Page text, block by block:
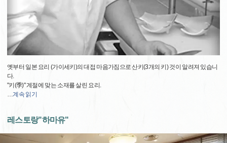
옛부터 일본 요리 (가이세키)의 대접 마음가짐으로 산키(3개의 키) 것이 알려져 있습니
다.
"키(季)" 계절에 맞는 소재를 살린 요리.
…계속 읽기
레스토랑"하마유"